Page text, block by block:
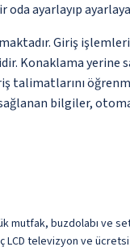
ayarlayıp
Giriş
Konaklama yerine
talimatlarını
bilgiler,
buzdolabı ve
LCD televizyon ve